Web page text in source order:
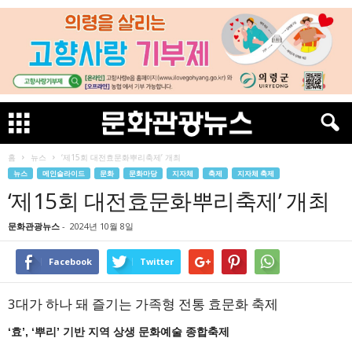
홈 뉴스 ‘제15회 대전효문화뿌리축제’ 개최
뉴스 메인슬라이드 문화 문화마당 지자체 축제 지자체 축제
‘제15회 대전효문화뿌리축제’ 개최
문화관광뉴스 - 2024년 10월 8일
Facebook Twitter
3대가 하나 돼 즐기는 가족형 전통 효문화 축제
‘효’, ‘뿌리’ 기반 지역 상생 문화예술 종합축제